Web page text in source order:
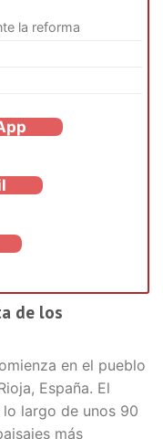
la reforma
de los
en el pueblo
España. El
largo de unos 90
más